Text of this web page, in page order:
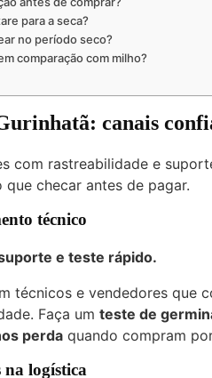
para a seca?
no período seco?
comparação com milho?
canais
com rastreabilidade e
checar antes de pagar.
técnico
e teste rápido.
técnicos e vendedores que
Faça um teste de
perda quando compram
na logística